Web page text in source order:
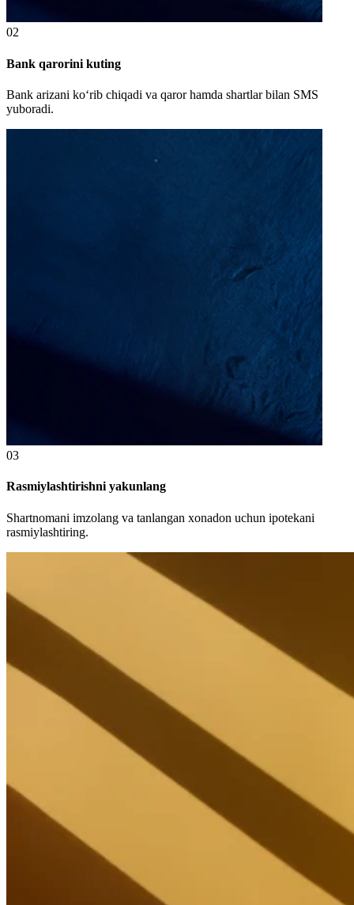
02
Bank qarorini kuting
Bank arizani ko‘rib chiqadi va qaror hamda shartlar bilan SMS
yuboradi.
03
Rasmiylashtirishni yakunlang
Shartnomani imzolang va tanlangan xonadon uchun ipotekani
rasmiylashtiring.